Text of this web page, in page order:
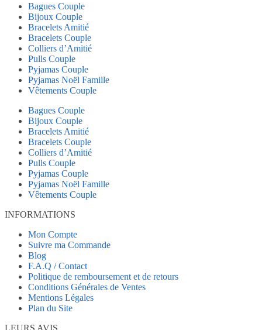
Bagues Couple
Bijoux Couple
Bracelets Amitié
Bracelets Couple
Colliers d’Amitié
Pulls Couple
Pyjamas Couple
Pyjamas Noël Famille
Vêtements Couple
Bagues Couple
Bijoux Couple
Bracelets Amitié
Bracelets Couple
Colliers d’Amitié
Pulls Couple
Pyjamas Couple
Pyjamas Noël Famille
Vêtements Couple
INFORMATIONS
Mon Compte
Suivre ma Commande
Blog
F.A.Q / Contact
Politique de remboursement et de retours
Conditions Générales de Ventes
Mentions Légales
Plan du Site
LEURS AVIS